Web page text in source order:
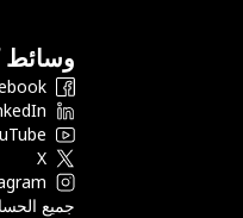
وسائط CAT الاجتماعية
X
جميع